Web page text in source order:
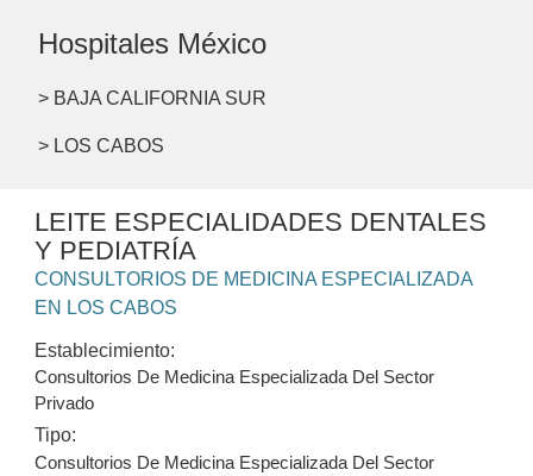
Hospitales México
> BAJA CALIFORNIA SUR
> LOS CABOS
LEITE ESPECIALIDADES DENTALES
Y PEDIATRÍA
CONSULTORIOS DE MEDICINA ESPECIALIZADA
EN LOS CABOS
Establecimiento:
Consultorios De Medicina Especializada Del Sector
Privado
Tipo:
Consultorios De Medicina Especializada Del Sector